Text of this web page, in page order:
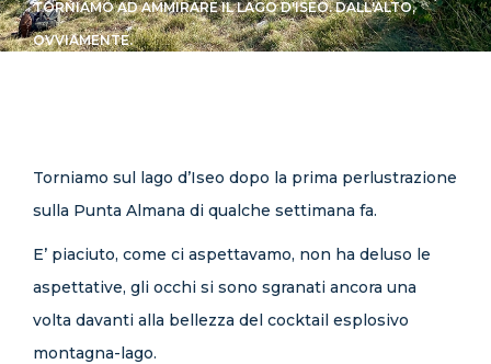
CONTATTI
TORNIAMO AD AMMIRARE IL LAGO D'ISEO. DALL'ALTO,
OVVIAMENTE.
Torniamo sul lago d’Iseo dopo la prima perlustrazione
sulla Punta Almana di qualche settimana fa.
E’ piaciuto, come ci aspettavamo, non ha deluso le
aspettative, gli occhi si sono sgranati ancora una
volta davanti alla bellezza del cocktail esplosivo
montagna-lago.